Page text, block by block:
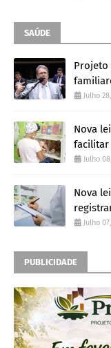
SAÚDE
Projeto
Julho
Nova
facilitar
Julho
Nova
Julho
PUBLICIDADE